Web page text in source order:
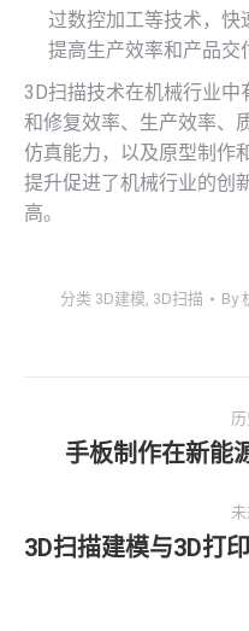
过数控加工等技术，快
提高生产效率和产品交
3D扫描技术在机械行业
和修复效率、生产效率、
仿真能力，以及原型制作
提升促进了机械行业的创
高。
分类 3D建模 3D扫描 By
航
手板制作在新能
3D扫描建模与3D打